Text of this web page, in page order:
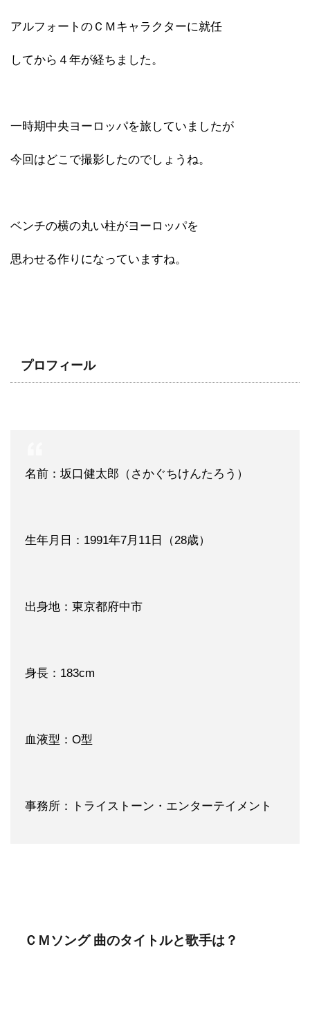
アルフォートのＣＭキャラクターに就任
してから４年が経ちました。
一時期中央ヨーロッパを旅していましたが
今回はどこで撮影したのでしょうね。
ベンチの横の丸い柱がヨーロッパを
思わせる作りになっていますね。
プロフィール
名前：坂口健太郎（さかぐちけんたろう）
生年月日：1991年7月11日（28歳）
出身地：東京都府中市
身長：183cm
血液型：O型
事務所：トライストーン・エンターテイメント
ＣＭソング 曲のタイトルと歌手は？